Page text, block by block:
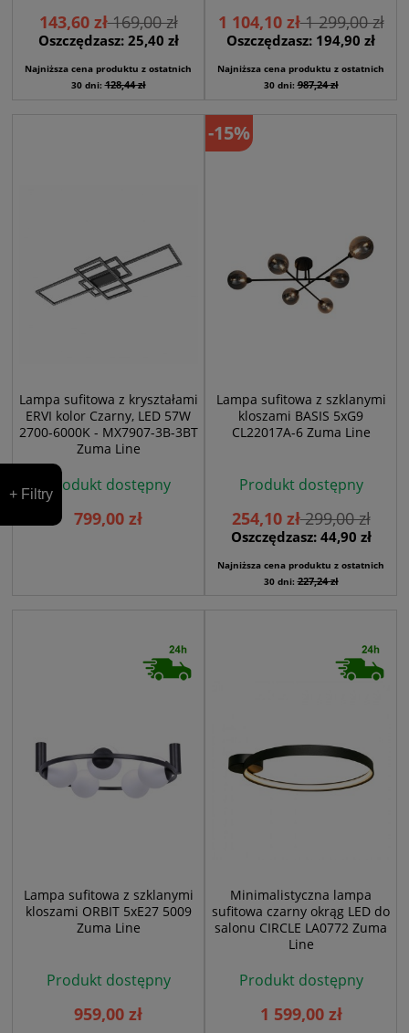
143,60 zł169,00 zł
Oszczędzasz: 25,40 zł
Najniższa cena produktu z ostatnich
30 dni:128,44 zł
1 104,10 zł1 299,00 zł
Oszczędzasz: 194,90 zł
Najniższa cena produktu z ostatnich
30 dni:987,24 zł
Lampa sufitowa z kryształami
ERVI kolor Czarny, LED 57W
2700-6000K - MX7907-3B-3BT
Zuma Line
Produkt dostępny
799,00 zł
Lampa sufitowa z szklanymi
kloszami BASIS 5xG9
CL22017A-6 Zuma Line
Produkt dostępny
254,10 zł299,00 zł
Oszczędzasz: 44,90 zł
Najniższa cena produktu z ostatnich
30 dni:227,24 zł
-15%
Lampa sufitowa z szklanymi
kloszami ORBIT 5xE27 5009
Zuma Line
Produkt dostępny
959,00 zł
Minimalistyczna lampa
sufitowa czarny okrąg LED do
salonu CIRCLE LA0772 Zuma
Line
Produkt dostępny
1 599,00 zł
+ Filtry